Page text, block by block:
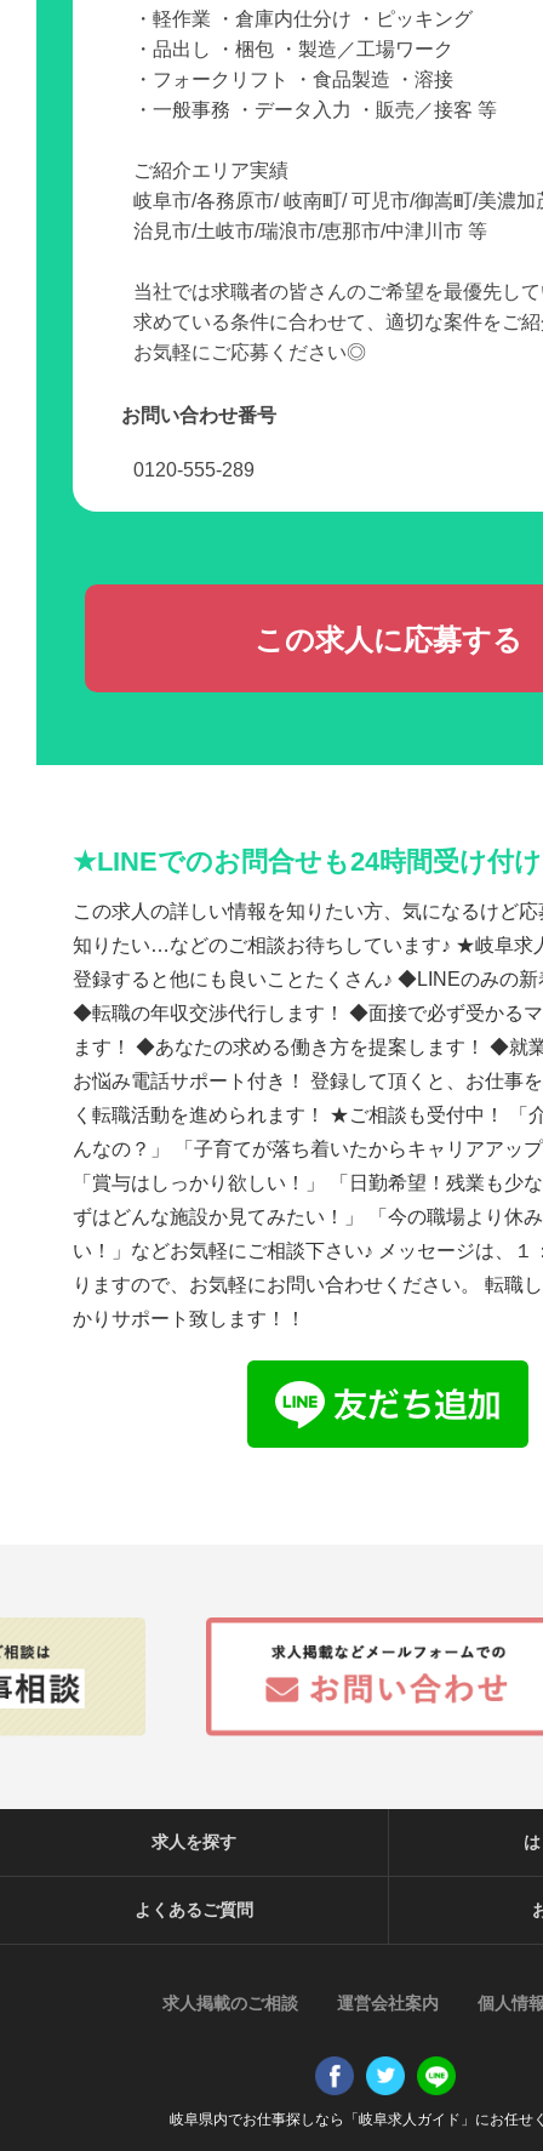
・軽作業 ・倉庫内仕分け ・ピッキング
・品出し ・梱包 ・製造／工場ワーク
・フォークリフト ・食品製造 ・溶接
・一般事務 ・データ入力 ・販売／接客 等
ご紹介エリア実績
岐阜市/各務原市/ 岐南町/ 可児市/御嵩町/美濃加
治見市/土岐市/瑞浪市/恵那市/中津川市 等
当社では求職者の皆さんのご希望を最優先し
求めている条件に合わせて、適切な案件をご
お気軽にご応募ください◎
お問い合わせ番号
0120-555-289
この求人に応募する
★LINEでのお問合せも24時間受け付
この求人の詳しい情報を知りたい方、気になるけど
知りたい…などのご相談お待ちしています♪ ★岐阜求
登録すると他にも良いことたくさん♪ ◆LINEのみの
◆転職の年収交渉代行します！ ◆面接で必ず受かる
ます！ ◆あなたの求める働き方を提案します！ ◆就
お悩み電話サポート付き！ 登録して頂くと、お仕事
く転職活動を進められます！ ★ご相談も受付中！ 「
んなの？」 「子育てが落ち着いたからキャリアアッ
「賞与はしっかり欲しい！」 「日勤希望！残業も少
ずはどんな施設か見てみたい！」 「今の職場より休
い！」などお気軽にご相談下さい♪ メッセージは、１
りますので、お気軽にお問い合わせください。 転職
かりサポート致します！！
岐阜県内でお仕事探しなら「岐阜求人ガイド」にお任せ
求人を探す
よくあるご質問
求人掲載のご相談 運営会社案内 個人情